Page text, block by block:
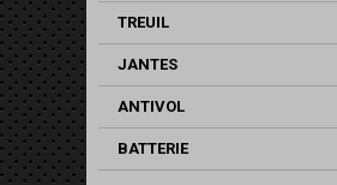
TREUIL
JANTES
ANTIVOL
BATTERIE